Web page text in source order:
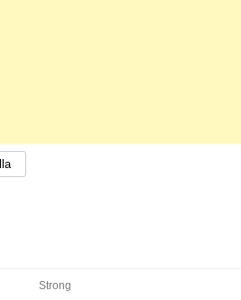
Strong